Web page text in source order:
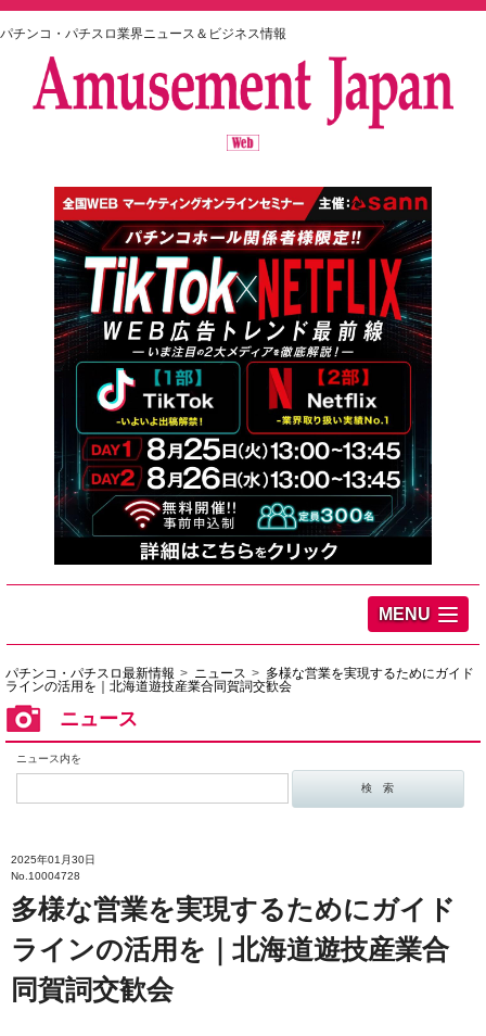
パチンコ・パチスロ業界ニュース＆ビジネス情報
MENU
パチンコ・パチスロ最新情報 ニュース
多様な営業を実現するためにガイド
ラインの活用を｜北海道遊技産業合同賀詞交歓会
ニュース
ニュース内を
2025年01月30日
No.10004728
多様な営業を実現するためにガイド
ラインの活用を｜北海道遊技産業合
同賀詞交歓会